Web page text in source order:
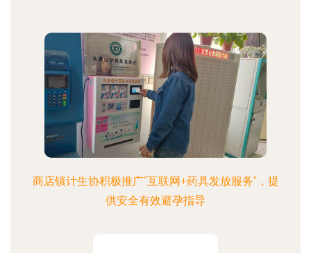
商店镇计生协积极推广“互联网+药具发放服务”，提
供安全有效避孕指导